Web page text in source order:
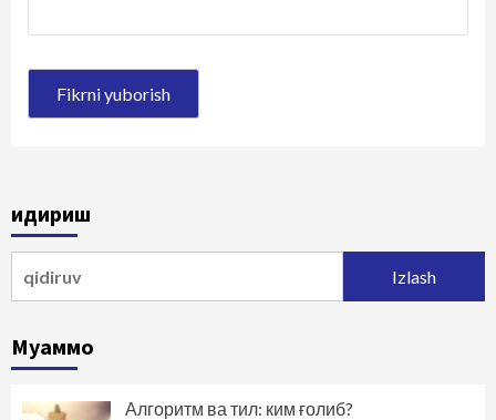
Қидириш
Муаммо
Алгоритм ва тил: ким ғолиб?